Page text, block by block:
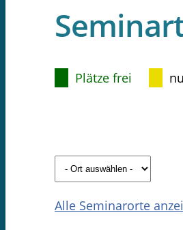
Plätze frei
Alle Seminarorte